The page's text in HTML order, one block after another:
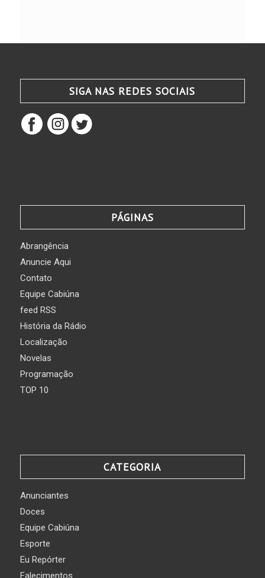
SIGA NAS REDES SOCIAIS
PÁGINAS
Abrangência
Anuncie Aqui
Contato
Equipe Cabiúna
feed RSS
História da Rádio
Localização
Novelas
Programação
TOP 10
CATEGORIA
Anunciantes
Doces
Equipe Cabiúna
Esporte
Eu Repórter
Falecimentos